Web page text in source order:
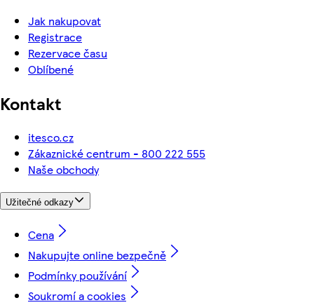
Jak nakupovat
Registrace
Rezervace času
Oblíbené
Kontakt
itesco.cz
Zákaznické centrum - 800 222 555
Naše obchody
Užitečné odkazy
Cena
Nakupujte online bezpečně
Podmínky používání
Soukromí a cookies